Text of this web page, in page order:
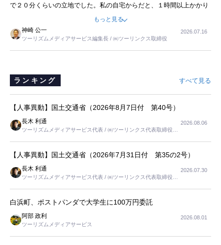
で２０分くらいの立地でした。私の自宅からだと、１時間以上かかり
ました。母の住まいから近いという理由で、その施設を選択したので
すが、私と妹にとっては、半日仕事ででした。シニアの住まい選び
は、当人だけではなく、世話をする家族の足の便も考えない外池ない
と思いました。
もっと見る
神崎 公一
ツーリズムメディアサービス編集長 / ㈱ツーリンクス取締役
2026.07.16
ランキング すべて見る
【人事異動】国土交通省（2026年8月7日付 第40号）
長木 利通
ツーリズムメディアサービス代表 / ㈱ツーリンクス代表取締役社
2026.08.06
【人事異動】国土交通省（2026年7月31日付 第35の2号）
長木 利通
ツーリズムメディアサービス代表 / ㈱ツーリンクス代表取締役社
2026.07.30
白浜町、ポストパンダで大学生に100万円委託
阿部 政利
ツーリズムメディアサービス
2026.08.01